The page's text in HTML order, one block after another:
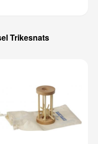
Trikesnats